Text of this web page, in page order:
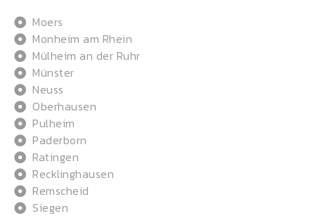
Moers
Monheim am Rhein
Mülheim an der Ruhr
Münster
Neuss
Oberhausen
Pulheim
Paderborn
Ratingen
Recklinghausen
Remscheid
Siegen